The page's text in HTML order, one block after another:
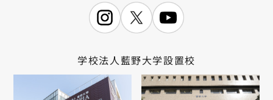
学校法人藍野大学設置校